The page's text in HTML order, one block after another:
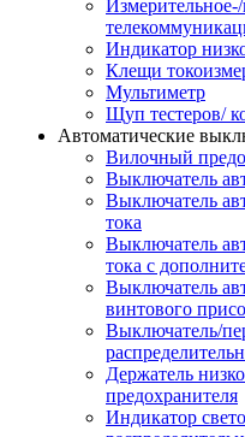
Индикатор
Клещи
Мультиметр
Щуп тестеров/
Автоматические
Вилочный
Выключатель
Выключатель
тока
Выключатель
тока с
Выключатель
винтового
Выключатель/
Держатель
предохранителя
Индикатор